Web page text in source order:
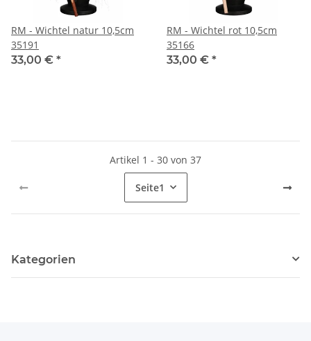
RM - Wichtel natur 10,5cm
35191
33,00 € *
RM - Wichtel rot 10,5cm
35166
33,00 € *
Artikel 1 - 30 von 37
Seite1
Kategorien